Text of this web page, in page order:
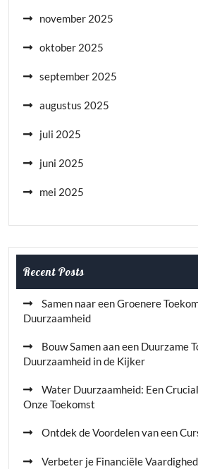
november 2025
oktober 2025
september 2025
augustus 2025
juli 2025
juni 2025
mei 2025
Recent Posts
Samen naar een Groenere
Duurzaamheid
Bouw Samen aan een Duurzame
Duurzaamheid in de Kijker
Water Duurzaamheid: Een
Onze Toekomst
Ontdek de Voordelen van een
Verbeter je Financiële